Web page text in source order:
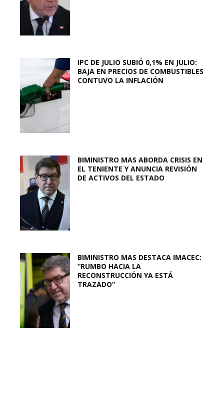
IPC DE JULIO SUBIÓ 0,1% EN JULIO:
BAJA EN PRECIOS DE COMBUSTIBLES
CONTUVO LA INFLACIÓN
BIMINISTRO MAS ABORDA CRISIS EN
EL TENIENTE Y ANUNCIA REVISIÓN
DE ACTIVOS DEL ESTADO
BIMINISTRO MAS DESTACA IMACEC:
“RUMBO HACIA LA
RECONSTRUCCIÓN YA ESTÁ
TRAZADO”